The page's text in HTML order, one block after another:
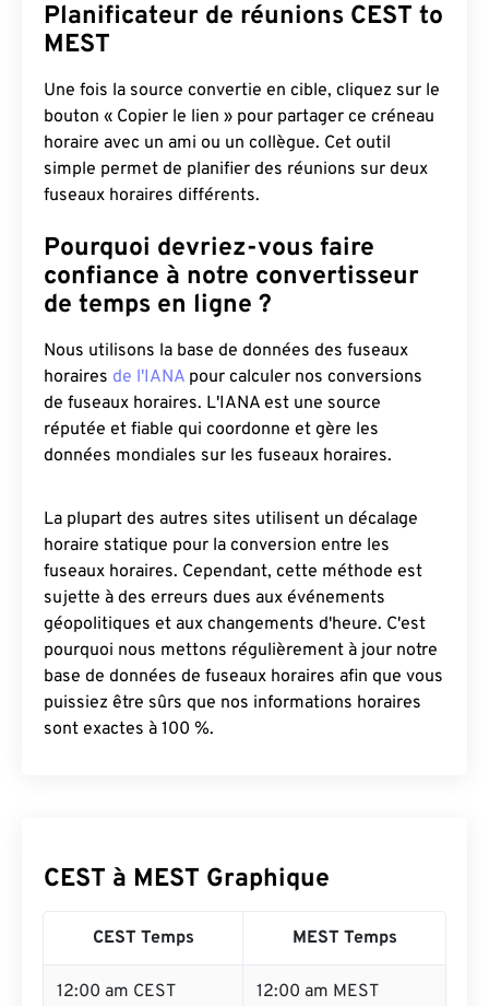
Planificateur de réunions CEST to
MEST
Une fois la source convertie en cible, cliquez sur le
bouton « Copier le lien » pour partager ce créneau
horaire avec un ami ou un collègue. Cet outil
simple permet de planifier des réunions sur deux
fuseaux horaires différents.
Pourquoi devriez-vous faire
confiance à notre convertisseur
de temps en ligne ?
Nous utilisons la base de données des fuseaux
horaires de l'IANA pour calculer nos conversions
de fuseaux horaires. L'IANA est une source
réputée et fiable qui coordonne et gère les
données mondiales sur les fuseaux horaires.
La plupart des autres sites utilisent un décalage
horaire statique pour la conversion entre les
fuseaux horaires. Cependant, cette méthode est
sujette à des erreurs dues aux événements
géopolitiques et aux changements d'heure. C'est
pourquoi nous mettons régulièrement à jour notre
base de données de fuseaux horaires afin que vous
puissiez être sûrs que nos informations horaires
sont exactes à 100 %.
CEST à MEST Graphique
CEST Temps MEST Temps
12:00 am CEST
12:00 am MEST